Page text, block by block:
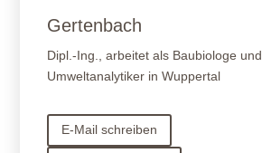
Gertenbach
Dipl.-Ing., arbeitet als Baubiologe und
Umweltanalytiker in Wuppertal
E-Mail schreiben